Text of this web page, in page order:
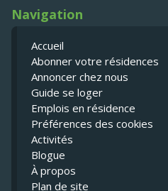
Navigation
Accueil
Abonner votre résidences
Annoncer chez nous
Guide se loger
Emplois en résidence
Préférences des cookies
Activités
Blogue
À propos
Plan de site